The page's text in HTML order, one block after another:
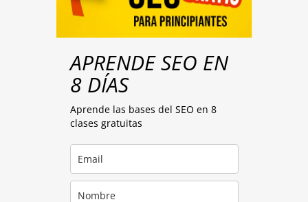
APRENDE SEO EN
8 DÍAS
Aprende las bases del SEO en 8
clases gratuitas